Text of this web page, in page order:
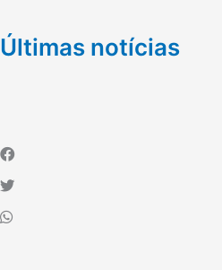
Últimas notícias